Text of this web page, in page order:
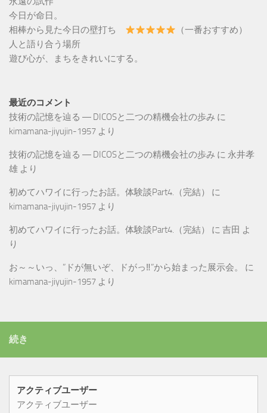
今日が命日。
相棒から見た今日の壁打ち
（一番おすすめ）
人と語り合う場所
遊び心が、まちをきれいにする。
最近のコメント
技術の記憶を辿る ― DICOSと二つの精機会社の歩み に
kimamana-jiyujin-1957 より
技術の記憶を辿る ― DICOSと二つの精機会社の歩み に 永井孝
雄 より
初めてハワイに行ったお話。体験談Part4.（完結）
に
kimamana-jiyujin-1957 より
初めてハワイに行ったお話。体験談Part4.（完結） に 吉田 よ
り
お～～いっ、”ドが無いぞ、ドがっ‼”から始まった展示会。
に
kimamana-jiyujin-1957 より
続き
アクティブユーザー
アクティブユーザー